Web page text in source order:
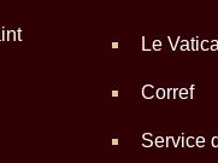
Le
Corref
Service